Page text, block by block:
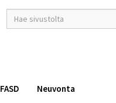
hakusana(t)
*
FASD Neuvonta